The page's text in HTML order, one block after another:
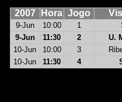
2007 Hora Jogo
9-Jun 10:00 1
9-Jun
11:30 2
U.
10-Jun
10:00 3
10-Jun
11:30 4